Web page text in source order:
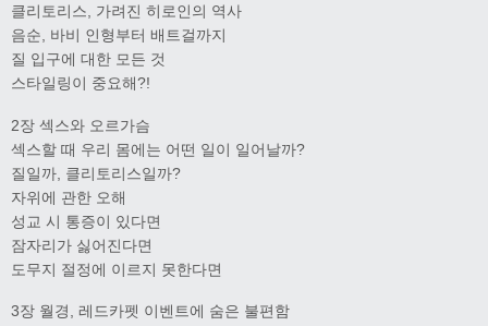
클리토리스, 가려진 히로인의 역사
음순, 바비 인형부터 배트걸까지
질 입구에 대한 모든 것
스타일링이 중요해?!
2장 섹스와 오르가슴
섹스할 때 우리 몸에는 어떤 일이 일어날까?
질일까, 클리토리스일까?
자위에 관한 오해
성교 시 통증이 있다면
잠자리가 싫어진다면
도무지 절정에 이르지 못한다면
3장 월경, 레드카펫 이벤트에 숨은 불편함